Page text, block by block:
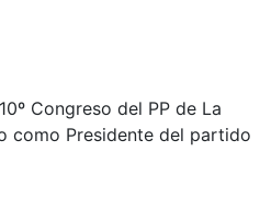
10º Congreso del PP de La
como Presidente del partido